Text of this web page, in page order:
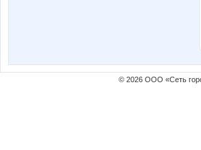
© 2026 ООО «Сеть